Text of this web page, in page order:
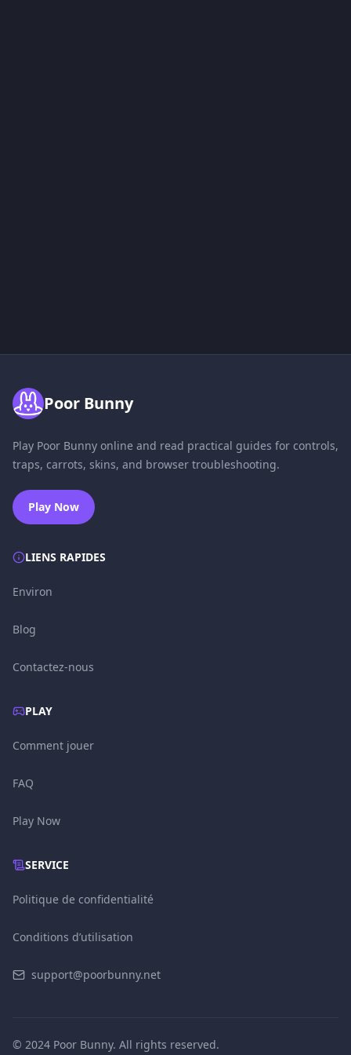
Poor Bunny
Play Poor Bunny online and read practical guides for controls,
traps, carrots, skins, and browser troubleshooting.
Play Now
LIENS RAPIDES
Environ
Blog
Contactez-nous
PLAY
Comment jouer
FAQ
Play Now
SERVICE
Politique de confidentialité
Conditions d’utilisation
support@poorbunny.net
© 2024 Poor Bunny. All rights reserved.